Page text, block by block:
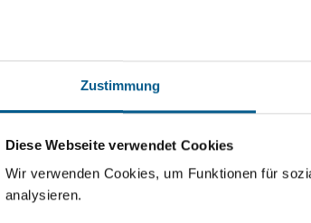
Zustimmung
Diese Webseite verwendet Cookies
Wir verwenden Cookies, um Funktionen für
analysieren.
Sie suchen finanzielle Unterstützung
unsere Fördermitteldatenbank und
Kleinschreibung beachten.
Bitte Suchbegriff eingeben.
verfeinert werden.